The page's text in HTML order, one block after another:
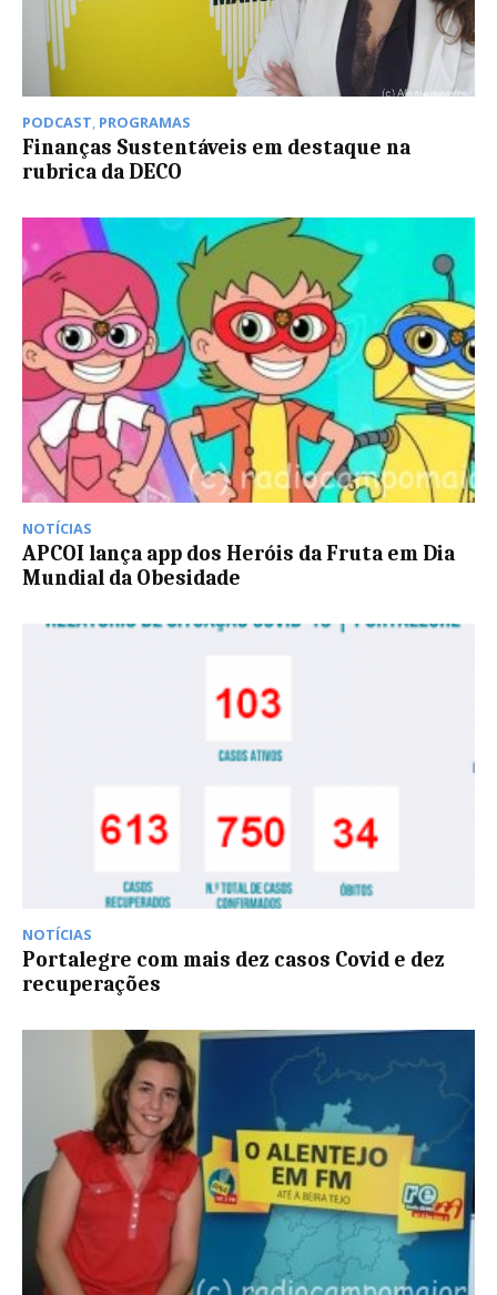
PODCAST, PROGRAMAS
Finanças Sustentáveis em destaque na
rubrica da DECO
NOTÍCIAS
APCOI lança app dos Heróis da Fruta em Dia
Mundial da Obesidade
NOTÍCIAS
Portalegre com mais dez casos Covid e dez
recuperações